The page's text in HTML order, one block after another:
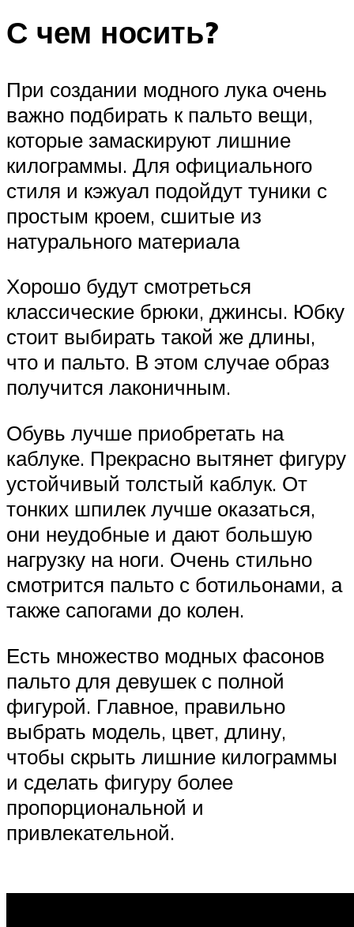
С чем носить?
При создании модного лука очень
важно подбирать к пальто вещи,
которые замаскируют лишние
килограммы. Для официального
стиля и кэжуал подойдут туники с
простым кроем, сшитые из
натурального материала
Хорошо будут смотреться
классические брюки, джинсы. Юбку
стоит выбирать такой же длины,
что и пальто. В этом случае образ
получится лаконичным.
Обувь лучше приобретать на
каблуке. Прекрасно вытянет фигуру
устойчивый толстый каблук. От
тонких шпилек лучше оказаться,
они неудобные и дают большую
нагрузку на ноги. Очень стильно
смотрится пальто с ботильонами, а
также сапогами до колен.
Есть множество модных фасонов
пальто для девушек с полной
фигурой. Главное, правильно
выбрать модель, цвет, длину,
чтобы скрыть лишние килограммы
и сделать фигуру более
пропорциональной и
привлекательной.